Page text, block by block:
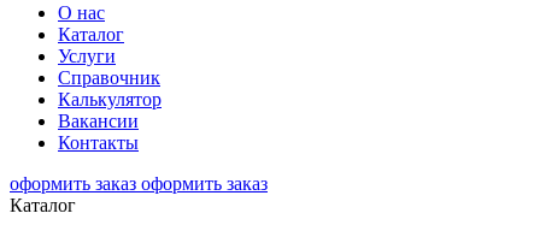
О нас
Каталог
Услуги
Справочник
Калькулятор
Вакансии
Контакты
оформить заказ оформить заказ
Каталог